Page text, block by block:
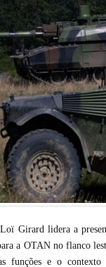
Girard lidera a
a OTAN no flanco
funções e o